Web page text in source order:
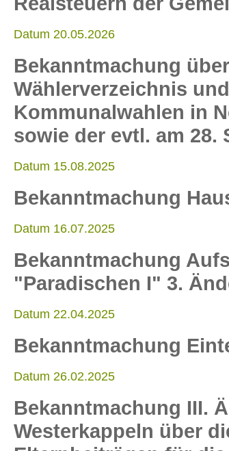
Datum 20.05.2026
Bekanntmachung
Wählerverzeichnis
Kommunalwahlen in
sowie der evtl. am 28.
Datum 15.08.2025
Bekanntmachung
Datum 16.07.2025
Bekanntmachung
"Paradischen I" 3.
Datum 22.04.2025
Bekanntmachung
Datum 26.02.2025
Bekanntmachung III.
Westerkappeln über